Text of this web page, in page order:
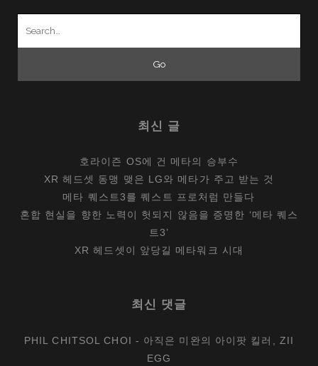
최신 글
호라이즌 OS에 건 메타의 승부수
XR 헤드셋 동맹 맺은 LG와 메타가 주고 받는 것
메타 퀘스트3를 퀘스트 프로처럼 만들다
혼합 현실을 향한 노력이 헛되지 않음을 증명한 ‘메타 퀘스
트3’
XR 헤드셋이 앞당길 메타워크 시대
최신 댓글
PHIL CHITSOL CHOI - 아직은 미완의 아이팟 킬러, ZII
EGG